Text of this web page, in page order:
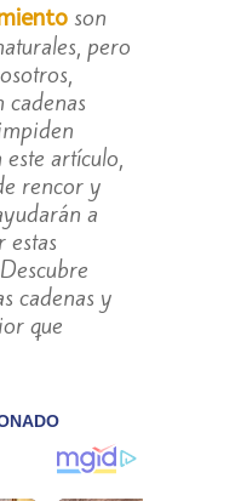
son
pero
artículo,
rencor y
a
cadenas y
que